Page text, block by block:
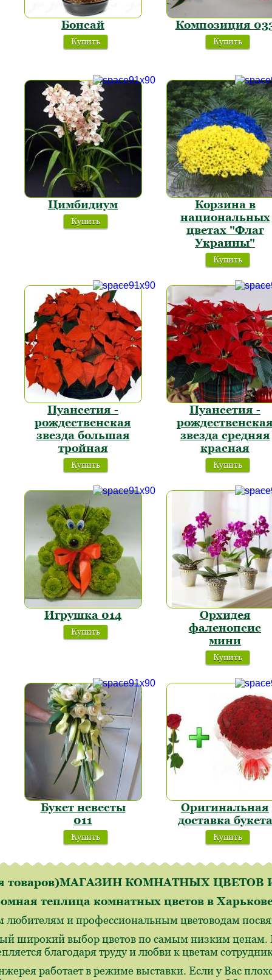
Бонсай
Купить
Композиция
Купить
Цимбидиум
Купить
Корзина в
национальных
цветах "Флаг
Украины"
Купить
Пуансетия -
рождественская
звезда большая
тройная
Купить
Пуансетия -
звезда средняя
красная
Купить
Игрушка 014
Купить
Орхидея
фаленопсис
мини
Купить
Букет невесты
011
Купить
Оригинальная
доставка букета
Купить
товаров)МАГАЗИН КОМНАТНЫХ
теплица комнатных цветов в
любителям и профессиональным цветоводам
широкий выбор цветов по самым низким ценам.
благодаря труду и любви к цветам
работает в режиме выставки. Если у Вас